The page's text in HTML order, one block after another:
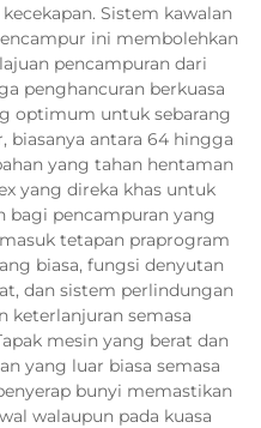
Sistem kawalan
ini membolehkan
pencampuran dari
penghancuran berkuasa
optimum untuk sebarang
biasanya antara 64 hingga
yang tahan hentaman
yang direka khas untuk
bagi pencampuran yang
tetapan praprogram
biasa, fungsi denyutan
dan sistem perlindungan
keterlanjuran semasa
mesin yang berat dan
yang luar biasa semasa
bunyi memastikan
walaupun pada kuasa